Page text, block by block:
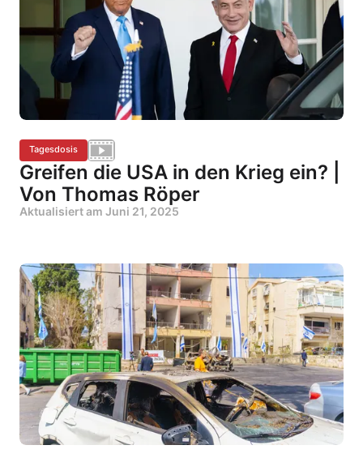
Tagesdosis
Greifen die USA in den Krieg ein? |
Von Thomas Röper
Aktualisiert am Juni 21, 2025